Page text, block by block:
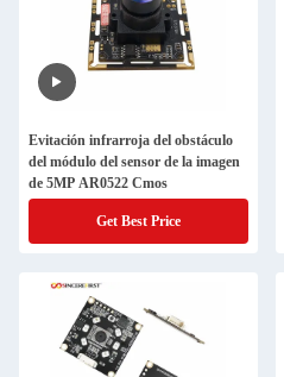
Evitación infrarroja del obstáculo
del módulo del sensor de la imagen
de 5MP AR0522 Cmos
Get Best Price